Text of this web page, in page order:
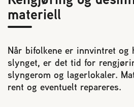
Starte med birøkt
Medlemssider
Økonomi
Verdt å vite
materiell
Når bifolkene er innvintret og
slynget, er det tid for
slyngerom og lagerlokaler.
rent og eventuelt repareres.